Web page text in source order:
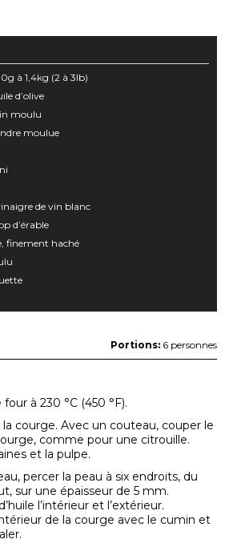
à 1,4kg (2 à 3lb)
d’olive
moulu
moulue
de vin blanc
d’érable
finement haché
Portions: 6 personnes
à 230 °C (450 °F).
courge. Avec un couteau, couper le
comme pour une citrouille.
et la pulpe.
percer la peau à six endroits, du
sur une épaisseur de 5 mm.
l’intérieur et l’extérieur.
de la courge avec le cumin et